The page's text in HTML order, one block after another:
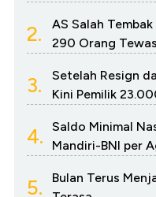
2.
AS Salah
290 Orang Tewas
3.
Setelah Resign
Kini Pemilik
4.
Saldo Minimal
Mandiri-BNI per
5.
Bulan Terus